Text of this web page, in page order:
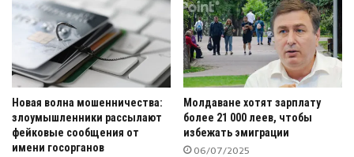
Новая волна мошенничества:
злоумышленники рассылают
фейковые сообщения от
имени госорганов
Молдаване хотят зарплату
более 21 000 леев, чтобы
избежать эмиграции
06/07/2025